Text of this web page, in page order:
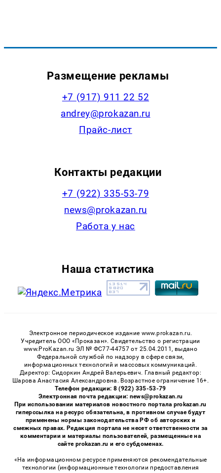
Размещение рекламы
+7 (917) 911 22 52
andrey@prokazan.ru
Прайс-лист
Контакты редакции
+7 (922) 335-53-79
news@prokazan.ru
Работа у нас
Наша статистика
Электронное периодическое издание www.prokazan.ru.
Учредитель ООО «Проказан». Cвидетельство о регистрации
www.ProKazan.ru ЭЛ № ФС77-44757 от 25.04.2011, выдано
Федеральной службой по надзору в сфере связи,
информационных технологий и массовых коммуникаций.
Директор: Сидоркин Андрей Валерьевич. Главный редактор:
Шарова Анастасия Александровна. Возрастное ограничение 16+.
Телефон редакции: 8 (922) 335-53-79
Электронная почта редакции: news@prokazan.ru
При использовании материалов новостного портала prokazan.ru
гиперссылка на ресурс обязательна, в противном случае будут
применены нормы законодательства РФ об авторских и
смежных правах. Редакция портала не несет ответственности за
комментарии и материалы пользователей, размещенные на
сайте prokazan.ru и его субдоменах.
«На информационном ресурсе применяются рекомендательные
технологии (информационные технологии предоставления